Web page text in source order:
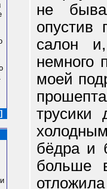
не
опустив
салон
немного
моей
трусики
бёдра и
больше